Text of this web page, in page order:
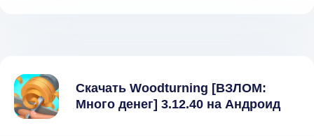
Скачать Woodturning [ВЗЛОМ:
Много денег] 3.12.40 на Андроид